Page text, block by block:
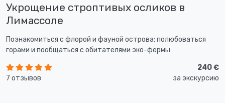
Укрощение строптивых осликов в
Лимассоле
Познакомиться с флорой и фауной острова: полюбоваться
горами и пообщаться с обитателями эко-фермы
7 отзывов
240 €
за экскурсию